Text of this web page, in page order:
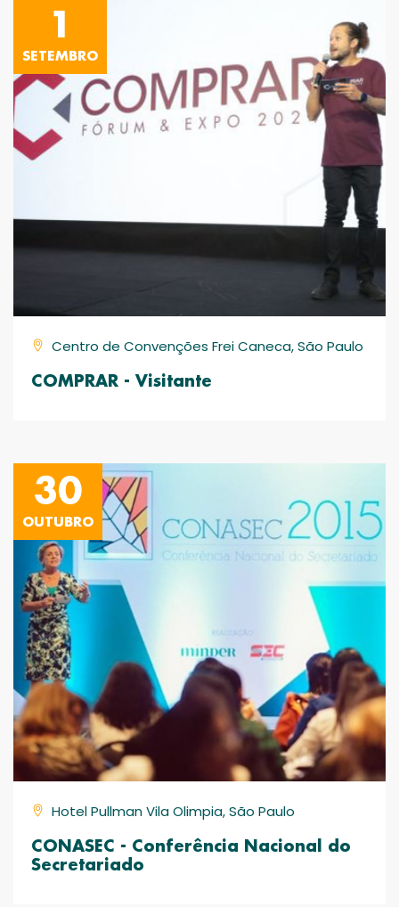
1
SETEMBRO
Centro de Convenções Frei Caneca, São Paulo
COMPRAR - Visitante
30
OUTUBRO
Hotel Pullman Vila Olimpia, São Paulo
CONASEC - Conferência Nacional do
Secretariado